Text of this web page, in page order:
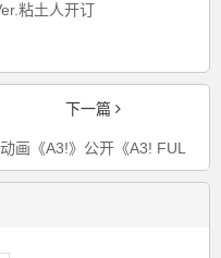
粘土人开订
了第24卷的封面图
下一篇
动画《A3!》公开《A3! FULL